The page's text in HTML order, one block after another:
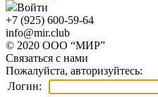
Войти
+7 (925) 600-59-64
info@mir.club
© 2020 ООО “МИР”
Связаться с нами
Пожалуйста, авторизуйтесь:
Логин: